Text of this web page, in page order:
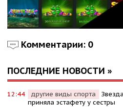
Комментарии: 0
ПОСЛЕДНИЕ НОВОСТИ »
12:44 другие виды спорта
приняла эстафету у сестры